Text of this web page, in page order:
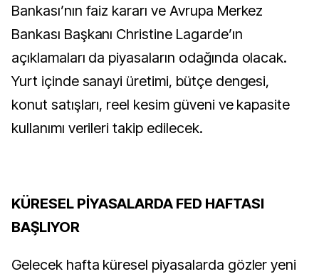
Bankası’nın faiz kararı ve Avrupa Merkez
Bankası Başkanı Christine Lagarde’ın
açıklamaları da piyasaların odağında olacak.
Yurt içinde sanayi üretimi, bütçe dengesi,
konut satışları, reel kesim güveni ve kapasite
kullanımı verileri takip edilecek.
KÜRESEL PİYASALARDA FED HAFTASI
BAŞLIYOR
Gelecek hafta küresel piyasalarda gözler yeni